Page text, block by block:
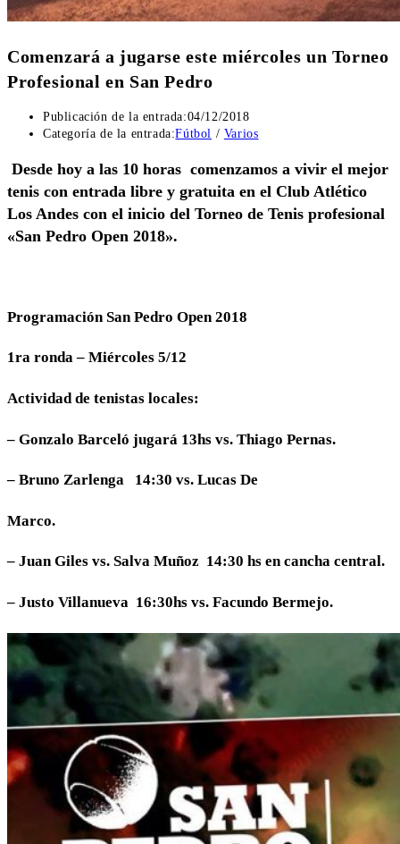
Comenzará a jugarse este miércoles un Torneo
Profesional en San Pedro
Publicación de la entrada:04/12/2018
Categoría de la entrada:Fútbol / Varios
Desde hoy a las 10 horas comenzamos a vivir el mejor
tenis con entrada libre y gratuita en el Club Atlético
Los Andes con el inicio del Torneo de Tenis profesional
«San Pedro Open 2018».
Programación San Pedro Open 2018
1ra ronda – Miércoles 5/12
Actividad de tenistas locales:
– Gonzalo Barceló jugará 13hs vs. Thiago Pernas.
– Bruno Zarlenga 14:30 vs. Lucas De
Marco.
– Juan Giles vs. Salva Muñoz 14:30 hs en cancha central.
– Justo Villanueva 16:30hs vs. Facundo Bermejo.